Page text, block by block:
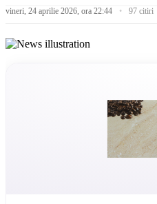
vineri, 24 aprilie 2026, ora 22:44 97 citiri